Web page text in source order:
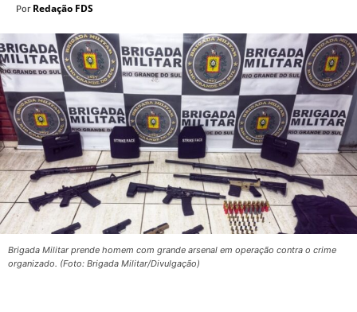
Por Redação FDS
Brigada Militar prende homem com grande arsenal em operação contra o crime
organizado. (Foto: Brigada Militar/Divulgação)